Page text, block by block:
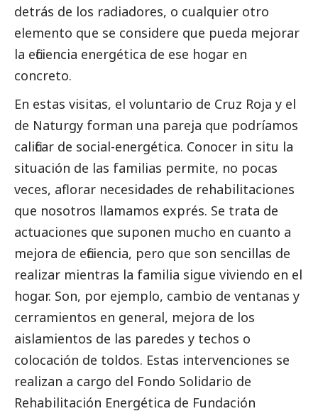
detrás de los radiadores, o cualquier otro
elemento que se considere que pueda mejorar
la eficiencia energética de ese hogar en
concreto.
En estas visitas, el voluntario de Cruz Roja y el
de Naturgy forman una pareja que podríamos
calificar de social-energética. Conocer in situ la
situación de las familias permite, no pocas
veces, aflorar necesidades de rehabilitaciones
que nosotros llamamos exprés. Se trata de
actuaciones que suponen mucho en cuanto a
mejora de eficiencia, pero que son sencillas de
realizar mientras la familia sigue viviendo en el
hogar. Son, por ejemplo, cambio de ventanas y
cerramientos en general, mejora de los
aislamientos de las paredes y techos o
colocación de toldos. Estas intervenciones se
realizan a cargo del Fondo Solidario de
Rehabilitación Energética de Fundación